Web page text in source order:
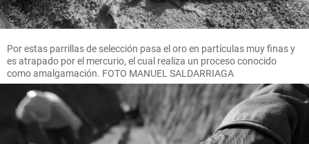
Por estas parrillas de selección pasa el oro en partículas muy finas y
es atrapado por el mercurio, el cual realiza un proceso conocido
como amalgamación. FOTO MANUEL SALDARRIAGA